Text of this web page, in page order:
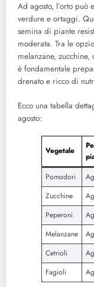
Ad agosto, l’orto può
verdure e ortaggi.
semina di piante
moderata. Tra le
melanzane, zucchine,
è fondamentale
drenato e ricco di
Ecco una tabella
agosto:
Vegetale
Pomodori
Zucchine
Peperoni
Melanzane
Cetrioli
Fagioli